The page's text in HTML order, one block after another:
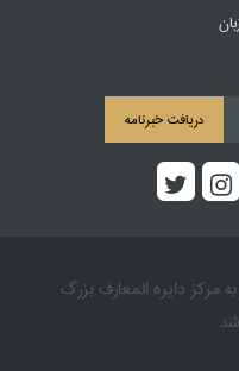
دریافت خبرنامه
به مرکز دایره المعارف بزرگ